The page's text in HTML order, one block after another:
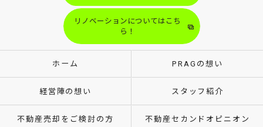
リノベーションについてはこち
ら！
ホーム PRAGの想い
経営陣の想い スタッフ紹介
不動産売却をご検討の方 不動産セカンドオピニオン